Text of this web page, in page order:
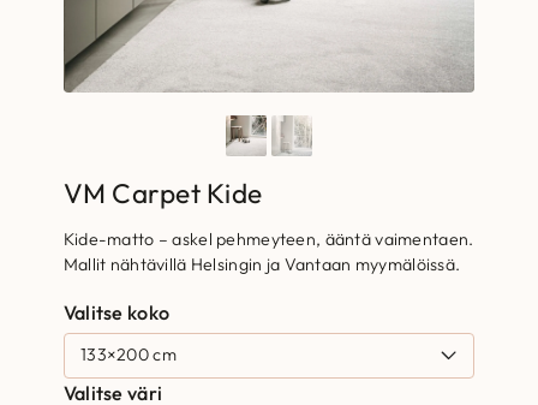
VM Carpet Kide
Kide-matto – askel pehmeyteen, ääntä vaimentaen.
Mallit nähtävillä Helsingin ja Vantaan myymälöissä.
Valitse koko
Valitse väri